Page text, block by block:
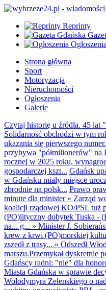
Reprinty
Ogłoszenia
Strona główna
Sport
Motoryzacja
Nieruchomości
Ogłoszenia
Galerie
Czytaj historię u źródła. 45 lat
Solidarność obchodzi w tym
ukazania się pierwszego
przybywa "półmilionerów" na
rocznej w 2025 roku,
gospodarczej kszt... Gdańsk
w Gdańsku miały miejsce
zbrodnie na polsk... Prawo
minute dla minister» Zarząd
koalicji rządowej KO/PSL tuż
(PO)lityczny dobytek Tuska -
na... g... » Minister J.
krew z krwi (PO)morskiej
zszedł z trasy... » Odszedł
marszu.Przemykał dyskretnie
Gdańscy radni: "nie" dla
Miasta Gdańska w sprawie
Wołodymyra Zełenskiego o